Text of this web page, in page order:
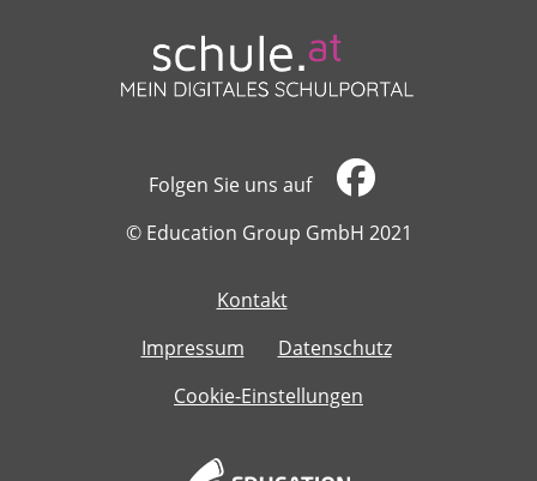
Folgen Sie uns auf
​​​​​​​© Education Group GmbH 2021
Kontakt
Impressum
Datenschutz
Cookie-Einstellungen